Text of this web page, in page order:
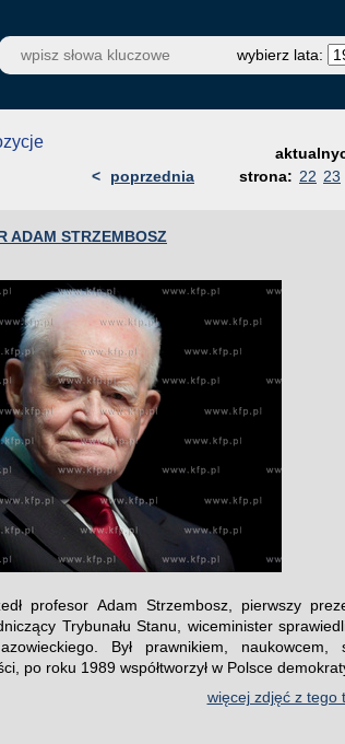
wybierz lata:
<
poprzednia strona: 22 23
ADAM STRZEMBOSZ
profesor Adam Strzembosz, pierwszy
Trybunału Stanu, wiceminister
Był prawnikiem, naukowcem,
po roku 1989 współtworzył w Polsce
więcej zdjęć z tego